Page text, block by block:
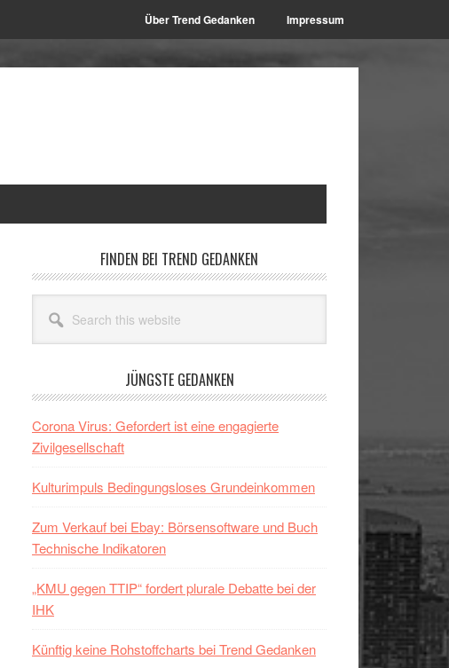
Über Trend Gedanken Impressum
Primary
Sidebar
FINDEN BEI TREND GEDANKEN
this
website
JÜNGSTE GEDANKEN
Corona Virus: Gefordert ist eine engagierte
Zivilgesellschaft
Kulturimpuls Bedingungsloses Grundeinkommen
Zum Verkauf bei Ebay: Börsensoftware und Buch
Technische Indikatoren
„KMU gegen TTIP“ fordert plurale Debatte bei der
IHK
Künftig keine Rohstoffcharts bei Trend Gedanken